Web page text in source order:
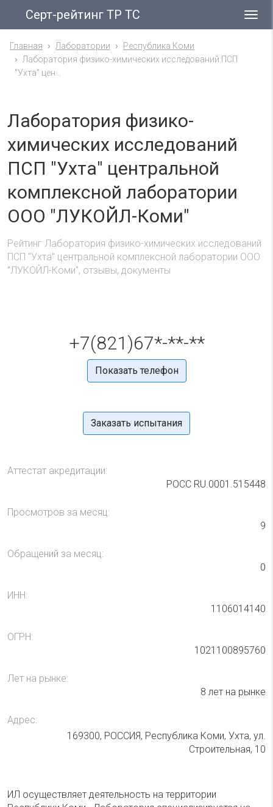
Серт-рейтинг ТР ТС
Главная Лаборатории
Республика Коми
Лаборатория физико-химических исследований ПСП
"Ухта" цен...
Лаборатория физико-
химических исследований
ПСП "Ухта" центральной
комплексной лаборатории
ООО "ЛУКОЙЛ-Коми"
Рейтинг Лаборатория физико-химических исследований
ПСП "Ухта" центральной комплексной лаборатории ООО
"ЛУКОЙЛ-Коми", отзывы, документы
+7(821)67*-**-**
Показать телефон
Заказать испытания
Аттестат акредитации:
РОСС RU.0001.515448
Просмотров за месяц:
9
Обращений за месяц:
0
ИНН:
1106014140
ОГРН:
1021100895760
Лет на рынке:
8 лет на рынке
Адрес:
169300, РОССИЯ, Республика Коми, Ухта, ул.
Строительная, 10
ИЛ осуществляет деятельность на территории